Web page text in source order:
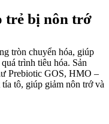
trẻ bị nôn trớ
tròn chuyển hóa, giúp
trình tiêu hóa. Sản
Prebiotic GOS, HMO –
tô, giúp giảm nôn trớ và